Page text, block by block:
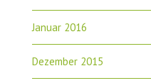
Januar 2016
Dezember 2015